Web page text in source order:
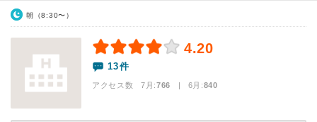
朝（8:30〜）
4.20
13件
アクセス数 7月:766 | 6月:840